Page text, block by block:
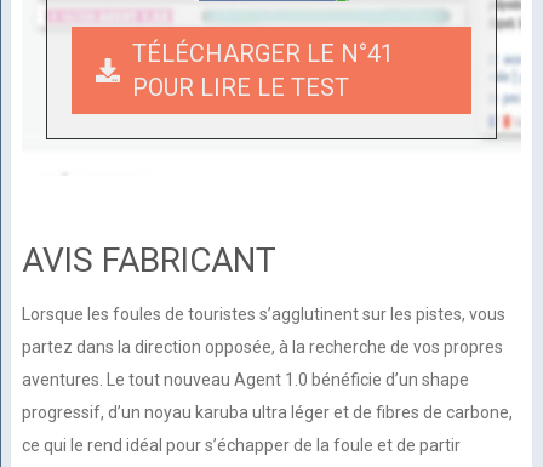
TÉLÉCHARGER LE N°41
POUR LIRE LE TEST
AVIS FABRICANT
Lorsque les foules de touristes s’agglutinent sur les pistes, vous
partez dans la direction opposée, à la recherche de vos propres
aventures. Le tout nouveau Agent 1.0 bénéficie d’un shape
progressif, d’un noyau karuba ultra léger et de fibres de carbone,
ce qui le rend idéal pour s’échapper de la foule et de partir